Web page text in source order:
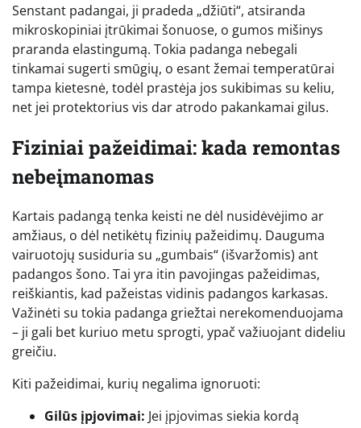
Senstant padangai, ji pradeda „džiūti“, atsiranda
mikroskopiniai įtrūkimai šonuose, o gumos mišinys
praranda elastingumą. Tokia padanga nebegali
tinkamai sugerti smūgių, o esant žemai temperatūrai
tampa kietesnė, todėl prastėja jos sukibimas su keliu,
net jei protektorius vis dar atrodo pakankamai gilus.
Fiziniai pažeidimai: kada remontas
nebeįmanomas
Kartais padangą tenka keisti ne dėl nusidėvėjimo ar
amžiaus, o dėl netikėtų fizinių pažeidimų. Dauguma
vairuotojų susiduria su „gumbais“ (išvaržomis) ant
padangos šono. Tai yra itin pavojingas pažeidimas,
reiškiantis, kad pažeistas vidinis padangos karkasas.
Važinėti su tokia padanga griežtai nerekomenduojama
– ji gali bet kuriuo metu sprogti, ypač važiuojant dideliu
greičiu.
Kiti pažeidimai, kurių negalima ignoruoti:
Gilūs įpjovimai: Jei įpjovimas siekia kordą